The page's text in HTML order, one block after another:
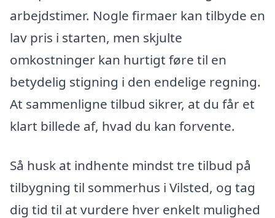
arbejdstimer. Nogle firmaer kan tilbyde en
lav pris i starten, men skjulte
omkostninger kan hurtigt føre til en
betydelig stigning i den endelige regning.
At sammenligne tilbud sikrer, at du får et
klart billede af, hvad du kan forvente.
Så husk at indhente mindst tre tilbud på
tilbygning til sommerhus i Vilsted, og tag
dig tid til at vurdere hver enkelt mulighed